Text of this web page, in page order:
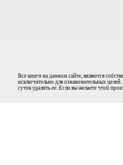
Все книги на данном сайте, являются
исключительно для ознакомительных
суток удалить ее. Если вы желаете чтоб